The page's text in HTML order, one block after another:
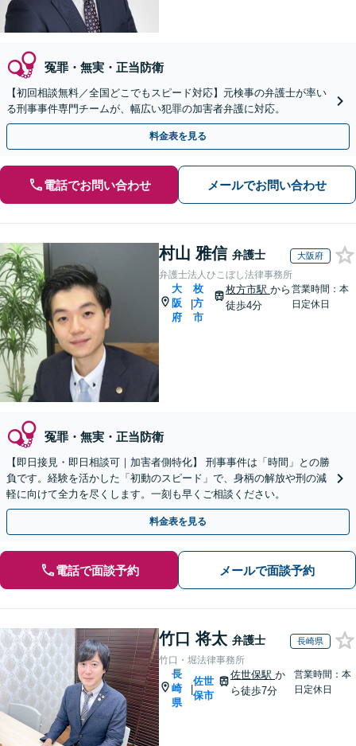
冤罪・無実・正当防衛
【初回相談無料／全国どこでもスピード対応】元検事の弁護士が率い
る刑事事件専門チームが、幅広い犯罪の加害者弁護に対応。
料金表を見る
電話でお問い合わせ メールでお問い合わせ
村山 雅信 弁護士 大阪府
弁護士法人ひこぼし法律事務所
大
阪
府
|
枚
方
市
枚方市駅 から
徒歩4分
営業時間：本
日定休日
冤罪・無実・正当防衛
【即日接見・即日相談可｜加害者側特化】 刑事事件は「時間」との勝
負です。経験を活かした「初動のスピード」で、身柄の解放や刑の減
軽に向けて全力を尽くします。一刻も早くご相談ください。
料金表を見る
電話で面談予約 メールで面談予約
竹口 将太 弁護士 長崎県
竹口・堀法律事務所
長
崎
県
|
佐世
保市
佐世保駅か
ら徒歩7分
営業時間：本
日定休日